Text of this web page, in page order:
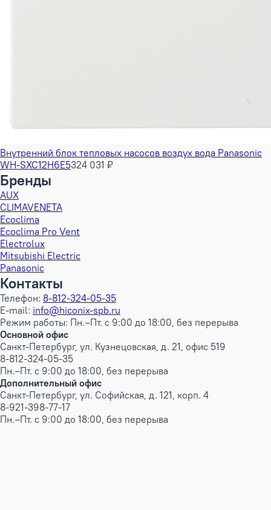
Внутренний блок тепловых насосов воздух вода Panasonic
WH-SXC12H6E5324 031 ₽
Бренды
AUX
CLIMAVENETA
Ecoclima
Ecoclima Pro Vent
Electrolux
Mitsubishi Electric
Panasonic
Контакты
Телефон: 8-812-324-05-35
E-mail: info@hiconix-spb.ru
Режим работы: Пн.–Пт. с 9:00 до 18:00, без перерыва
Основной офис
Санкт-Петербург, ул. Кузнецовская, д. 21, офис 519
8-812-324-05-35
Пн.–Пт. с 9:00 до 18:00, без перерыва
Дополнительный офис
Санкт-Петербург, ул. Софийская, д. 121, корп. 4
8-921-398-77-17
Пн.–Пт. с 9:00 до 18:00, без перерыва